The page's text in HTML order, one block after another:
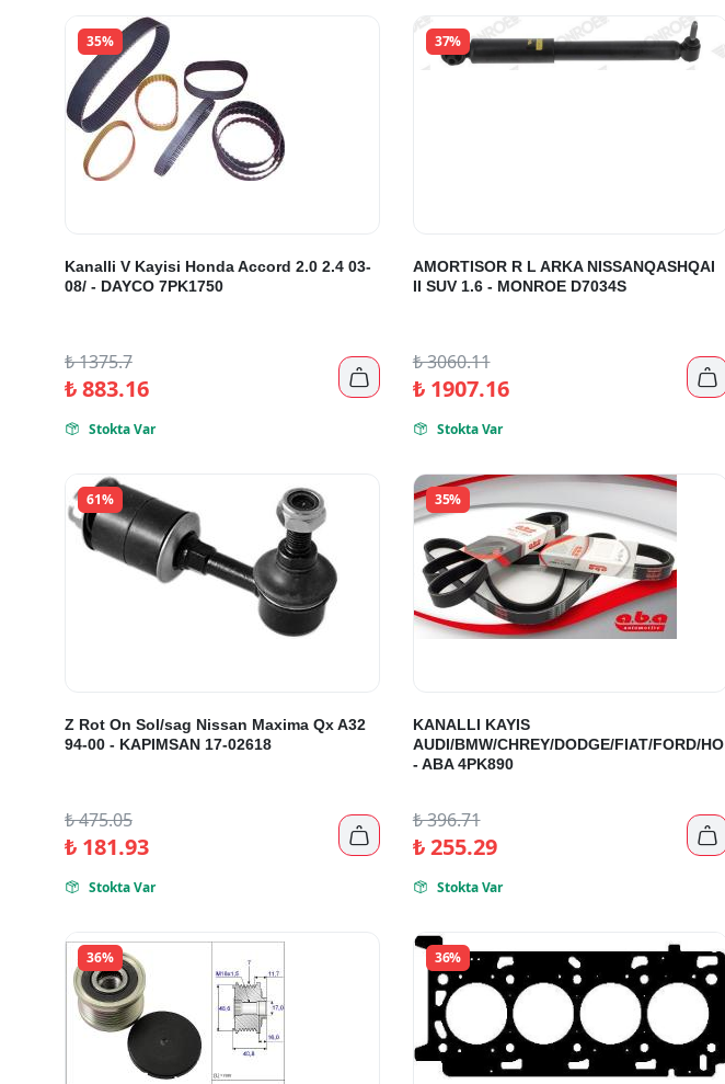
35%
Kanalli V Kayisi Honda Accord 2.0 2.4 03-
08/ - DAYCO 7PK1750
₺1375.7
₺883.16 
 Stokta Var
37%
AMORTISOR R L ARKA NISSANQASHQAI
II SUV 1.6 - MONROE D7034S
₺3060.11
₺1907.16 
 Stokta Var
61%
Z Rot On Sol/sag Nissan Maxima Qx A32
94-00 - KAPIMSAN 17-02618
₺475.05
₺181.93 
 Stokta Var
35%
KANALLI KAYIS
AUDI/BMW/CHREY/DODGE/FIAT/FORD/HO
- ABA 4PK890
₺396.71
₺255.29 
 Stokta Var
36% 36%